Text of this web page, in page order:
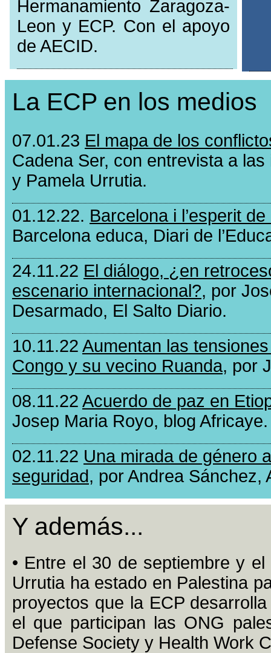
Hermanamiento Zaragoza-
Leon y ECP. Con el apoyo
de AECID.
La ECP en los medios
07.01.23 El mapa de los
Cadena Ser, con entrevista a
y Pamela Urrutia.
01.12.22. Barcelona i l’esperit
Barcelona educa, Diari de
24.11.22 El diálogo, ¿en
escenario internacional?, por
Desarmado, El Salto Diario.
10.11.22 Aumentan las
Congo y su vecino Ruanda, por
08.11.22 Acuerdo de paz en
Josep Maria Royo, blog Africaye.
02.11.22 Una mirada de género
seguridad, por Andrea Sánchez,
Y además...
• Entre el 30 de septiembre y
Urrutia ha estado en Palestina
proyectos que la ECP
el que participan las ONG
Defense Society y Health Work